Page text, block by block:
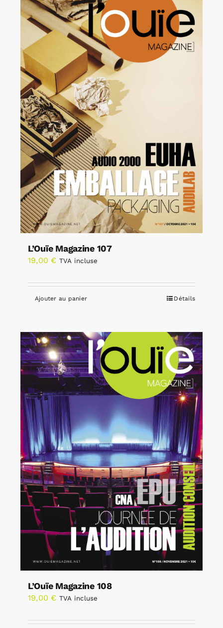
L’Ouïe Magazine 107
19,00 € TVA incluse
Ajouter au panier Détails
L’Ouïe Magazine 108
19,00 € TVA incluse